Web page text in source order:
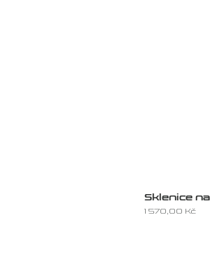
Sklenice
Cena
1 570,00 Kč